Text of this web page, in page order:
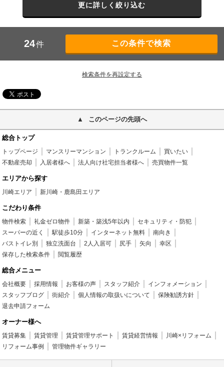
更に詳しく絞り込む
24件
検索条件を再設定する
このページの先頭へ
総合トップ
トップページ マンスリーマンション トランクルーム
買いたい
不動産売却
入居者様へ 法人向け社宅担当者様へ 売買物件一覧
エリアから探す
川崎エリア 新川崎・鹿島田エリア
こだわり条件
物件検索 礼金ゼロ物件 新築・築浅5年以内
セキュリティ・防犯
スーパーの近く
駅徒歩10分 インターネット無料
南向き
バストイレ別
独立洗面台 2人入居可 尻手 矢向
幸区
保存した検索条件
閲覧履歴
総合メニュー
会社概要 採用情報 お客様の声 スタッフ紹介
インフォメーション
スタッフブログ
街紹介 個人情報の取扱いについて
保険勧誘方針
退去申請フォーム
オーナー様へ
賃貸募集 賃貸管理 賃貸管理サポート 賃貸経営情報
川崎×リフォーム
リフォーム事例
管理物件ギャラリー